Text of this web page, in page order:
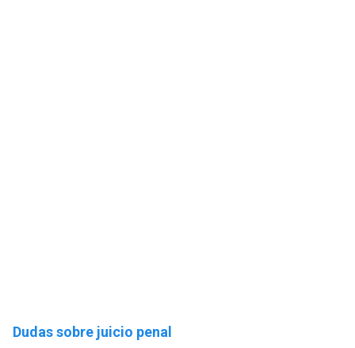
Dudas sobre juicio penal